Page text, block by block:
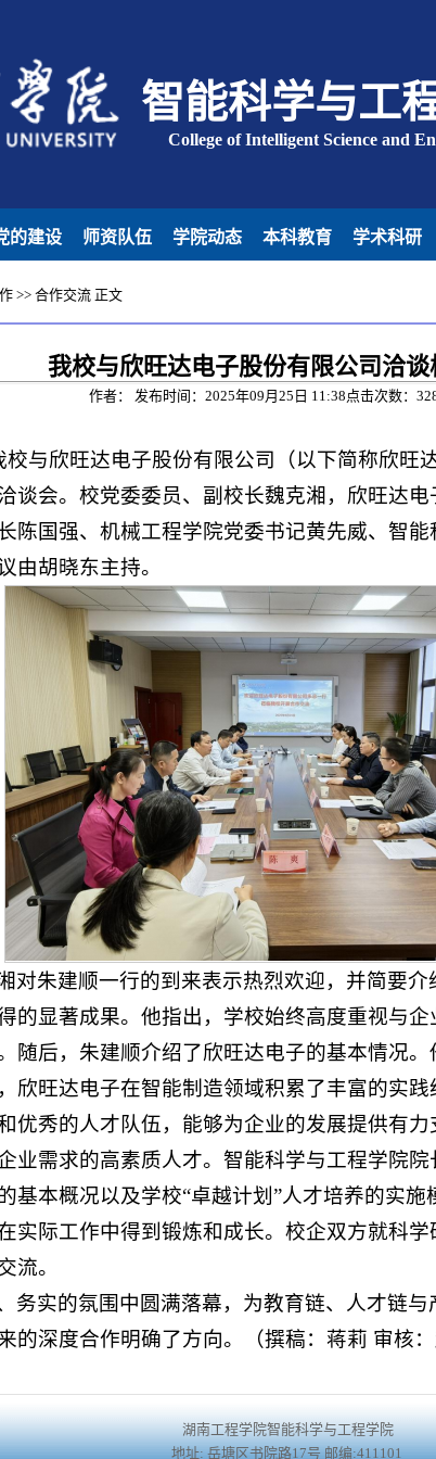
智能科学与工
College of Intelligent Science and
的建设 师资队伍 学院动态 本科教育 学术科研
>> 合作交流正文
我校与欣旺达电子股份有限公司洽
作者： 发布时间：2025年09月25日 11:38点击次数：
校与欣旺达电子股份有限公司（以下简称欣旺
谈会。校党委委员、副校长魏克湘，欣旺达
陈国强、机械工程学院党委书记黄先威、智
由胡晓东主持。
对朱建顺一行的到来表示热烈欢迎，并简要
的显著成果。他指出，学校始终高度重视与
随后，朱建顺介绍了欣旺达电子的基本情况
欣旺达电子在智能制造领域积累了丰富的实践
优秀的人才队伍，能够为企业的发展提供有
业需求的高素质人才。智能科学与工程学院
基本概况以及学校“卓越计划”人才培养的实
实际工作中得到锻炼和成长。校企双方就科
流。
务实的氛围中圆满落幕，为教育链、人才链
的深度合作明确了方向。（撰稿：蒋莉 审核
湖南工程学院智能科学与工程学院
地址: 岳塘区书院路17号 邮编:411101